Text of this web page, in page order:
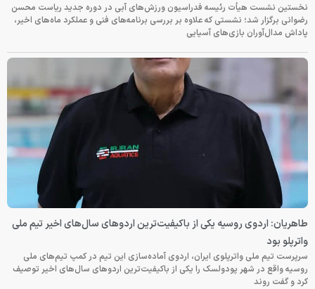
نخستین نشست هیأت رئیسه فدراسیون ورزش‌های آبی در دوره جدید ریاست محسن
رضوانی برگزار شد؛ نشستی که علاوه بر بررسی برنامه‌های فنی و عملکرد ماه‌های اخیر،
پاداش مدال‌آوران بازی‌های آسیایی
طاهریان: اردوی روسیه یکی از باکیفیت‌ترین اردوهای سال‌های اخیر تیم ملی
واترپلو بود
سرپرست تیم ملی واترپلوی ایران، اردوی آماده‌سازی این تیم در کمپ تیم‌های ملی
روسیه واقع در شهر پودولسک را یکی از باکیفیت‌ترین اردوهای سال‌های اخیر توصیف
کرد و گفت روند